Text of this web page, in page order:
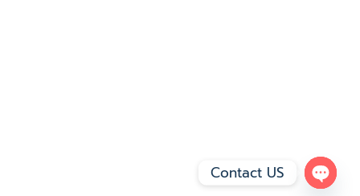
Contact US